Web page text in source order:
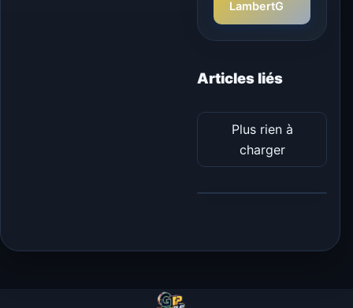
LambertG
Articles liés
Plus rien à
charger